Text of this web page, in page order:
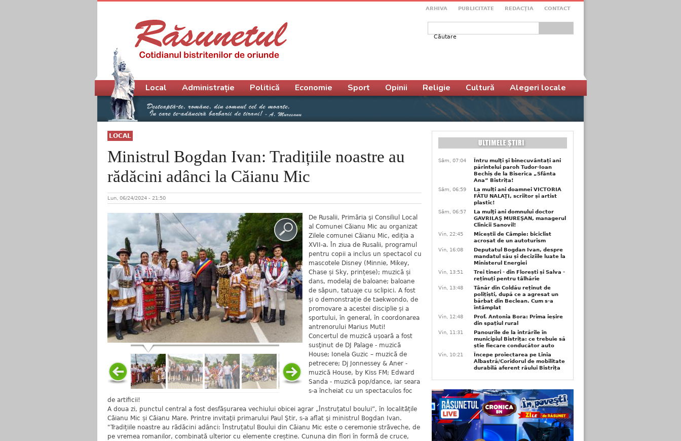
ARHIVA PUBLICITATE REDACŢIA CONTACT
Formular de căutare
LOCAL
Ministrul Bogdan Ivan: Tradițiile noastre au
rădăcini adânci la Căianu Mic
Lun, 06/24/2024 - 21:50
De Rusalii, Primăria şi Consiliul Local
al Comunei Căianu Mic au organizat
Zilele comunei Căianu Mic, ediția a
XVII-a. În ziua de Rusalii, programul
pentru copii a inclus un spectacol cu
mascotele Disney (Minnie, Mikey,
Chase și Sky, prințese); muzică și
dans, modelaj de baloane; baloane
de săpun, tatuaje cu sclipici. A fost
și o demonstrație de taekwondo, de
promovare a acestei disciplie și a
sportului, în general, în coordonarea
antrenorului Marius Muti!
Concertul de muzică ușoară a fost
susţinut de DJ Palage - muzică
House; Ionela Guzic – muzică de
petrecere; Dj Jonnessey & Aner -
muzică House, by Kiss FM; Edward
Sanda - muzică pop/dance, iar seara
s-a încheiat cu un spectaculos foc
de artificii!
A doua zi, punctul central a fost desfășurarea vechiului obicei agrar „Înstruțatul boului”, în localitățile
Căianu Mic și Căianu Mare. Printre invitaţii primarului Paul Ştir, s-a aflat şi ministrul Bogdan Ivan.
"Tradițiile noastre au rădăcini adânci: Înstruțatul Boului din Căianu Mic este o ceremonie străveche, de
pe vremea romanilor, combinată ulterior cu elemente creștine. Cununa din flori în formă de cruce,
Meniu principal
Local Administrație Politică Economie Sport Opinii Religie Cultură Alegeri locale
Sâm, 07:04
Întru mulţi şi binecuvântați ani
părintelui paroh Tudor-Ioan
Bechiș de la Biserica „Sfânta
Ana” Bistrița!
Sâm, 06:59
La mulți ani doamnei VICTORIA
FĂTU NALAŢI, scriitor și artist
plastic!
Sâm, 06:57
La mulţi ani domnului doctor
GAVRILAŞ MUREŞAN, managerul
Clinicii Sanovil!
Vin, 22:45
Miceștii de Câmpie: biciclist
acroșat de un autoturism
Vin, 16:08
Deputatul Bogdan Ivan, despre
mandatul său și deciziile luate la
Ministerul Energiei
Vin, 13:51
Trei tineri - din Florești și Salva -
reținuți pentru tâlhărie
Vin, 13:48
Tânăr din Coldău reținut de
polițiști, după ce a agresat un
bărbat din Beclean. Cum s-a
întâmplat
Vin, 12:48
Prof. Antonia Bora: Prima ieșire
din spațiul rural
Vin, 11:31
Panourile de la intrările în
municipiul Bistrița: ce trebuie să
știe fiecare conducător auto
Vin, 10:21
Începe proiectarea pe Linia
Albastră/Coridorul de mobilitate
durabilă aferent râului Bistrița